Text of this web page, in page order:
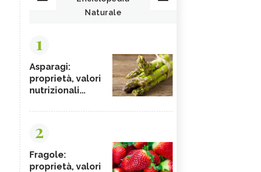
Naturale
1
Asparagi:
proprietà, valori
nutrizionali...
2
Fragole:
proprietà, valori